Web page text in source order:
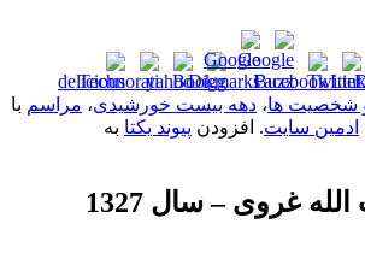
و شخصیت ها، دهه بیست خورشیدی، مراسم با
ادمین سایت. افزودن پیوند یکتا به
آیت الله غروی – سال 1327